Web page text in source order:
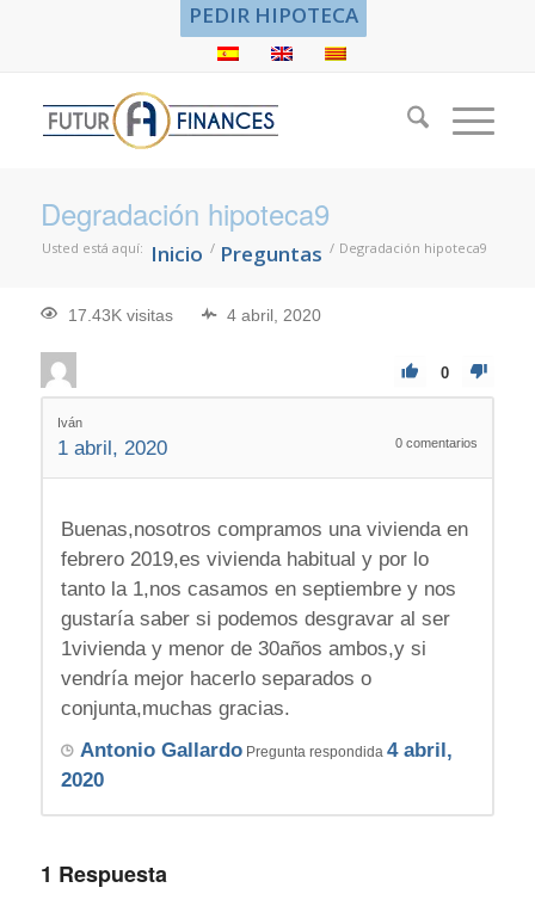
PEDIR HIPOTECA
Degradación hipoteca9
Usted está aquí: Inicio / Preguntas / Degradación hipoteca9
17.43K visitas 4 abril, 2020
0
Iván
1 abril, 2020 0 comentarios
Buenas,nosotros compramos una vivienda en
febrero 2019,es vivienda habitual y por lo
tanto la 1,nos casamos en septiembre y nos
gustaría saber si podemos desgravar al ser
1vivienda y menor de 30años ambos,y si
vendría mejor hacerlo separados o
conjunta,muchas gracias.
Antonio GallardoPregunta respondida 4 abril,
2020
1 Respuesta